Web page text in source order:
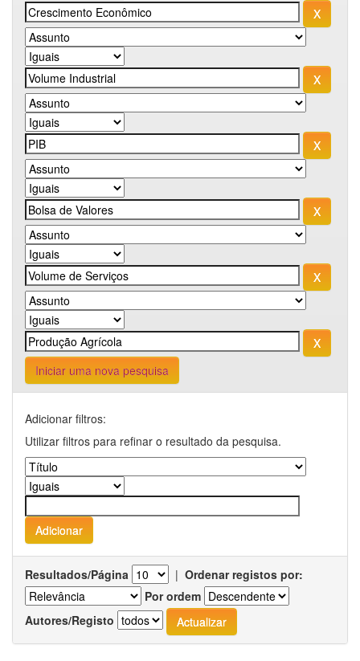
Iniciar uma nova pesquisa
Adicionar filtros:
Utilizar filtros para refinar o resultado da pesquisa.
Resultados/Página | Ordenar registos por:
Por ordem
Autores/Registo